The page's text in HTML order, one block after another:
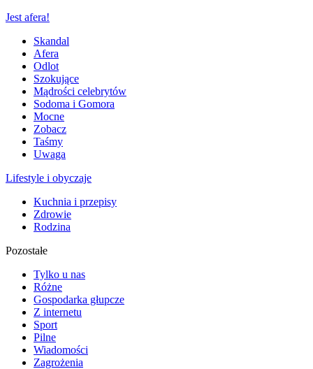
Jest afera!
Skandal
Afera
Odlot
Szokujące
Mądrości celebrytów
Sodoma i Gomora
Mocne
Zobacz
Taśmy
Uwaga
Lifestyle i obyczaje
Kuchnia i przepisy
Zdrowie
Rodzina
Pozostałe
Tylko u nas
Różne
Gospodarka głupcze
Z internetu
Sport
Pilne
Wiadomości
Zagrożenia